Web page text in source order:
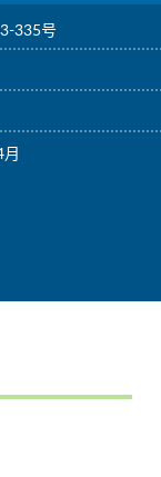
335号